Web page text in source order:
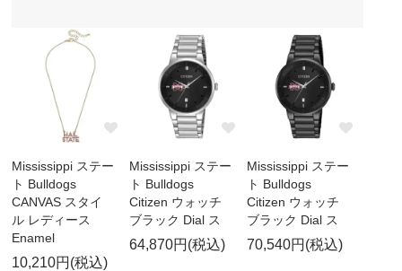
Mississippi ステー
ト Bulldogs
CANVAS スタイ
ル レディース
Enamel
10,210円(税込)
Mississippi ステー
ト Bulldogs
Citizen ウォッチ
ブラック Dial ス
64,870円(税込)
Mississippi ステー
ト Bulldogs
Citizen ウォッチ
ブラック Dial ス
70,540円(税込)